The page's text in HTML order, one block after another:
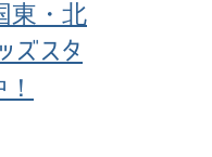
東・北
ズスタ